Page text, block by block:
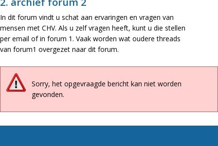
In dit forum vindt u schat aan ervaringen en vragen van
mensen met CHV. Als u zelf vragen heeft, kunt u die stellen
per email of in forum 1. Vaak worden wat oudere threads
van forum1 overgezet naar dit forum.
Sorry, het opgevraagde bericht kan niet worden
gevonden.